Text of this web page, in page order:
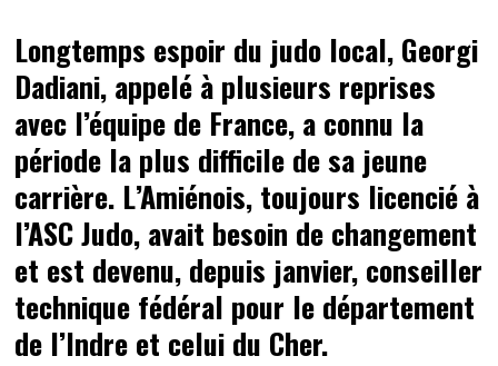
Longtemps espoir du judo local, Georgi
Dadiani, appelé à plusieurs reprises
avec l’équipe de France, a connu la
période la plus difficile de sa jeune
carrière. L’Amiénois, toujours licencié à
l’ASC Judo, avait besoin de changement
et est devenu, depuis janvier, conseiller
technique fédéral pour le département
de l’Indre et celui du Cher.